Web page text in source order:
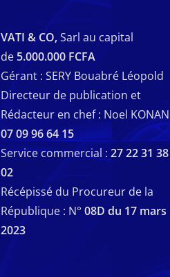
VATI & CO,Sarl au capital
de 5.000.000 FCFA
Gérant : SERY Bouabré Léopold
Directeur de publication et
Rédacteur en chef : Noel KONAN
07 09 96 64 15
Service commercial : 27 22 31 38
02
Récépissé du Procureur de la
République : N° 08D du 17 mars
2023